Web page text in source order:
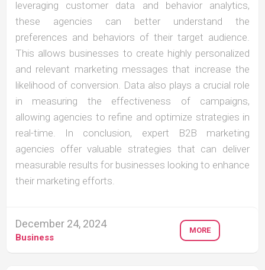
leveraging customer data and behavior analytics,
these agencies can better understand the
preferences and behaviors of their target audience.
This allows businesses to create highly personalized
and relevant marketing messages that increase the
likelihood of conversion. Data also plays a crucial role
in measuring the effectiveness of campaigns,
allowing agencies to refine and optimize strategies in
real-time. In conclusion, expert B2B marketing
agencies offer valuable strategies that can deliver
measurable results for businesses looking to enhance
their marketing efforts.
December 24, 2024
Business
MORE